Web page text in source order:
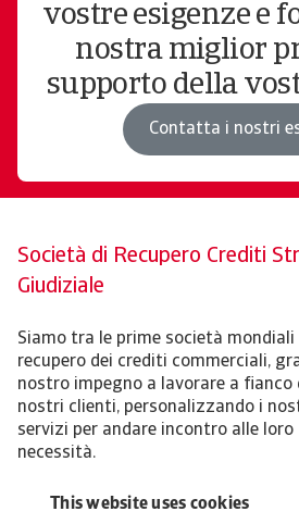
This website uses cookies
vostre esigenze e
nostra miglior
supporto della
Contatta i nostri
Società di Recupero Crediti
Giudiziale
Siamo tra le prime società mondiali
recupero dei crediti commerciali,
nostro impegno a lavorare a fianco
nostri clienti, personalizzando i
servizi per andare incontro alle loro
necessità.